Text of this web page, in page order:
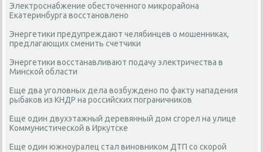
Электроснабжение обесточенного микрорайона
Екатеринбурга восстановлено
Энергетики предупреждают челябинцев о мошенниках,
предлагающих сменить счетчики
Энергетики восстанавливают подачу электричества в
Минской области
Еще два уголовных дела возбуждено по факту нападения
рыбаков из КНДР на российских пограничников
Еще один двухэтажный деревянный дом сгорел на улице
Коммунистической в Иркутске
Еще один южноуралец стал виновником ДТП со скорой